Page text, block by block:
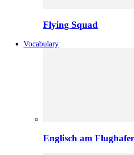
Flying Squad
Vocabulary
Englisch am